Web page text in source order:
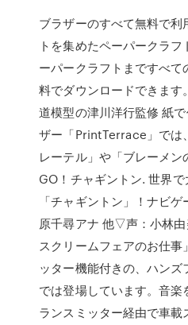
ブラザーのすべて無料で利
トを集めたペーパークラ
ーパークラフトまですべ
料でダウンロードできま
道模型の津川洋行監修 紙
ザー「PrintTerrace」では
レーテル」や「ブレーメ
GO！チャギントン. 世界
「チャギントン」！ナビ
原千尋アナ 他▽声：小林
スクリームフェアのお仕
ッター機能付きの、ハン
では登場しています。音楽
ランスミッター経由で車